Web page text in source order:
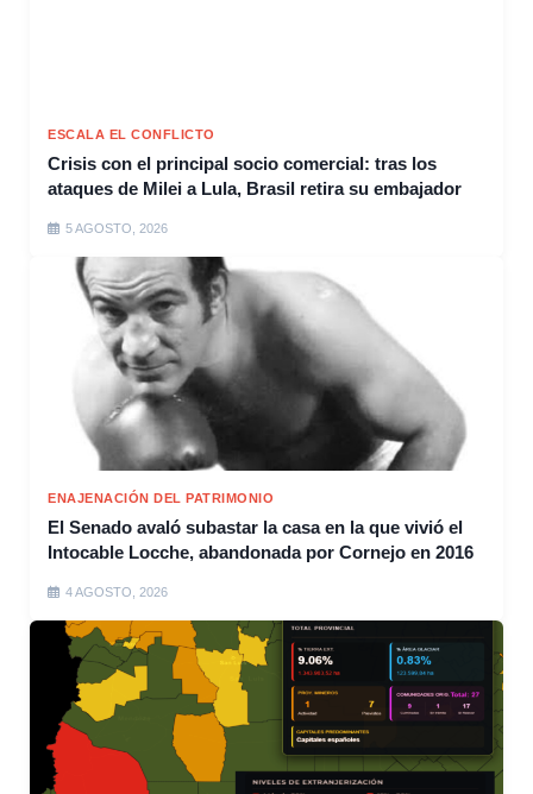
ESCALA EL CONFLICTO
Crisis con el principal socio comercial: tras los
ataques de Milei a Lula, Brasil retira su embajador
5 AGOSTO, 2026
ENAJENACIÓN DEL PATRIMONIO
El Senado avaló subastar la casa en la que vivió el
Intocable Locche, abandonada por Cornejo en 2016
4 AGOSTO, 2026